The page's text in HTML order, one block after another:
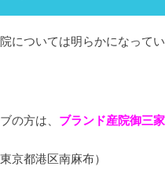
については明らかになってい
の方は、 ブランド産院御三家
京都港区南麻布）